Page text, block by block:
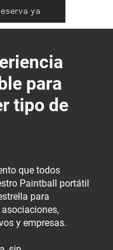
ya
para
tipo de
que todos
Paintball portátil
para
y empresas.